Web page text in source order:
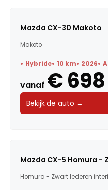
Mazda CX-30 Makoto
Makoto
Hybride 10 km 2026
vanaf € 698
Bekijk de auto →
Mazda CX-5 Homura -
Homura - Zwart lederen